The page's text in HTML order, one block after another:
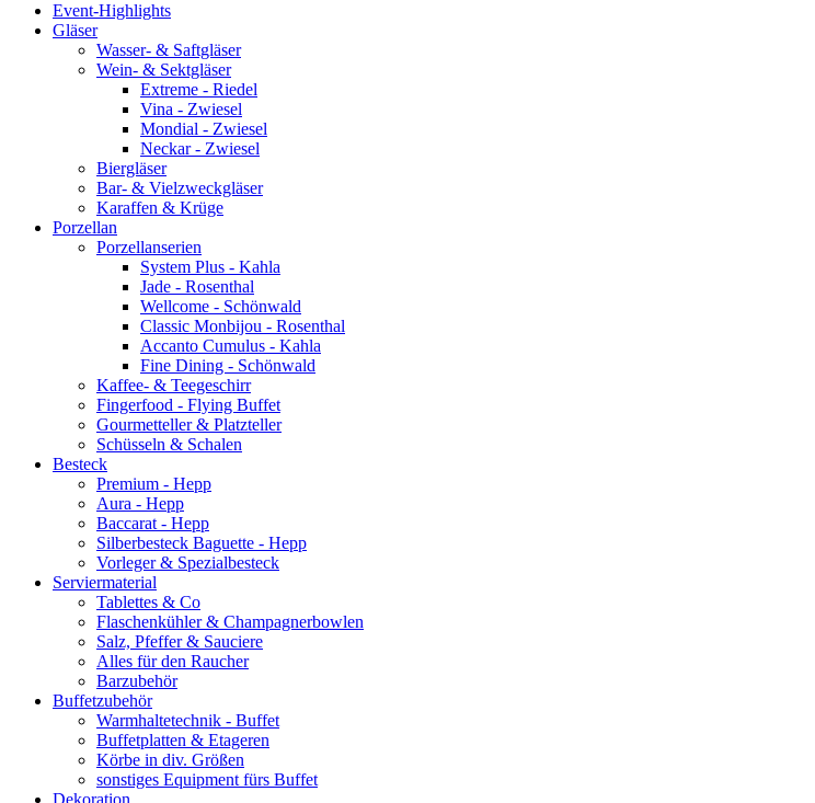
Event-Highlights
Gläser
Wasser- & Saftgläser
Wein- & Sektgläser
Extreme - Riedel
Vina - Zwiesel
Mondial - Zwiesel
Neckar - Zwiesel
Biergläser
Bar- & Vielzweckgläser
Karaffen & Krüge
Porzellan
Porzellanserien
System Plus - Kahla
Jade - Rosenthal
Wellcome - Schönwald
Classic Monbijou - Rosenthal
Accanto Cumulus - Kahla
Fine Dining - Schönwald
Kaffee- & Teegeschirr
Fingerfood - Flying Buffet
Gourmetteller & Platzteller
Schüsseln & Schalen
Besteck
Premium - Hepp
Aura - Hepp
Baccarat - Hepp
Silberbesteck Baguette - Hepp
Vorleger & Spezialbesteck
Serviermaterial
Tablettes & Co
Flaschenkühler & Champagnerbowlen
Salz, Pfeffer & Sauciere
Alles für den Raucher
Barzubehör
Buffetzubehör
Warmhaltetechnik - Buffet
Buffetplatten & Etageren
Körbe in div. Größen
sonstiges Equipment fürs Buffet